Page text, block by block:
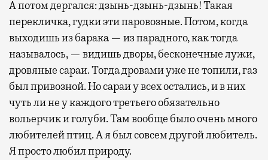
самолеты. В Москве нет недостатка
в лаунжах. В аэропортах их обычно
несколько — в разных зонах воздушных
гаваней. На некоторых вокзалах — тоже.
Лаунжи доступны на Ленинградском,
Павелецком, Казанском, Ярославском
и Курском вокзалах.Попасть в бизнес-залы
могут держатели карт Mir Supreme. Причем
не только в столице. Всего доступно более
1000 бизнес-залов по всему миру.
А потом дергался: дзынь-дзынь-дзынь! Такая
перекличка, гудки эти паровозные. Потом, когда
выходишь из барака — из парадного, как тогда
называлось, — видишь дворы, бесконечные лужи,
дровяные сараи. Тогда дровами уже не топили, газ
был привозной. Но сараи у всех остались, и в них
чуть ли не у каждого третьего обязательно
вольерчик и голуби. Там вообще было очень много
любителей птиц. А я был совсем другой любитель.
Я просто любил природу.